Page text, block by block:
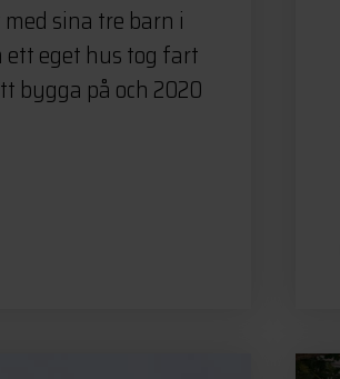
sina tre barn i
eget hus tog fart
bygga på och 2020